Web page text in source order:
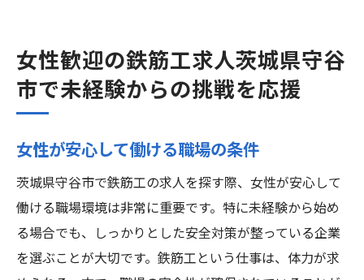
女性歓迎の鉄筋工求人茨城県守谷
市で未経験からの挑戦を応援
女性が安心して働ける職場の条件
茨城県守谷市で鉄筋工の求人を探す際、女性が安心して
働ける職場環境は非常に重要です。特に未経験から始め
る場合でも、しっかりとした安全対策が整っている企業
を選ぶことが大切です。鉄筋工という仕事は、体力が求